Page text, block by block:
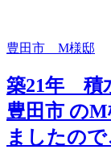
豊田市 M様邸
築21年 積
豊田市 の
ましたので